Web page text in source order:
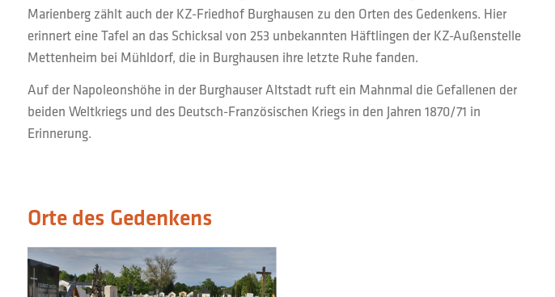
Marienberg zählt auch der KZ-Friedhof Burghausen zu den Orten des Gedenkens. Hier
erinnert eine Tafel an das Schicksal von 253 unbekannten Häftlingen der KZ-Außenstelle
Mettenheim bei Mühldorf, die in Burghausen ihre letzte Ruhe fanden.
Auf der Napoleonshöhe in der Burghauser Altstadt ruft ein Mahnmal die Gefallenen der
beiden Weltkriegs und des Deutsch-Französischen Kriegs in den Jahren 1870/71 in
Erinnerung.
Orte des Gedenkens